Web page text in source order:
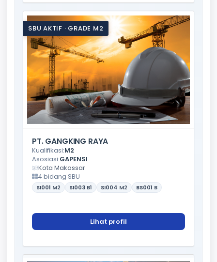
SBU AKTIF · GRADE M2
PT. GANGKING RAYA
Kualifikasi:M2
Asosiasi:GAPENSI
Kota Makassar
4 bidang SBU
SI001 M2 SI003 B1 SI004 M2 BS001 B
Lihat profil